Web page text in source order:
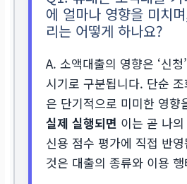
에 얼마나 영향을 미치
리는 어떻게 하나요?
A. 소액대출의 영향은 ‘신청
시기로 구분됩니다. 단순
은 단기적으로 미미한 영향
실제 실행되면 이는 곧 나
신용 점수 평가에 직접 반
것은 대출의 종류와 이용